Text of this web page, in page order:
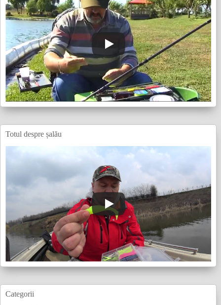
Totul despre șalău
Categorii